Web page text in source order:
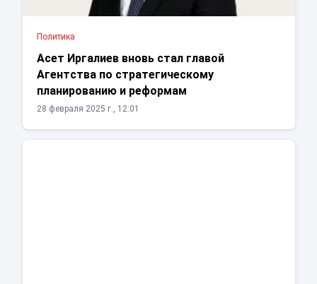
Политика
Асет Иргалиев вновь стал главой
Агентства по стратегическому
планированию и реформам
28 февраля 2025 г., 12:01